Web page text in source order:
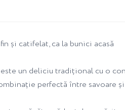
și catifelat, ca la bunici acasă
un deliciu tradițional cu o
perfectă între savoare